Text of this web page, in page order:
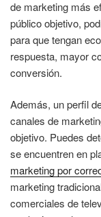
de marketing más
público objetivo,
para que tengan
respuesta, mayor
conversión.
Además, un perfil
canales de
objetivo. Puedes
se encuentren en
marketing por
marketing
comerciales de